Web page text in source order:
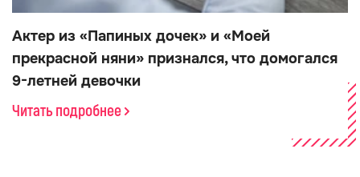
Актер из «Папиных дочек» и «Моей
прекрасной няни» признался, что домогался
9-летней девочки
Читать подробнее